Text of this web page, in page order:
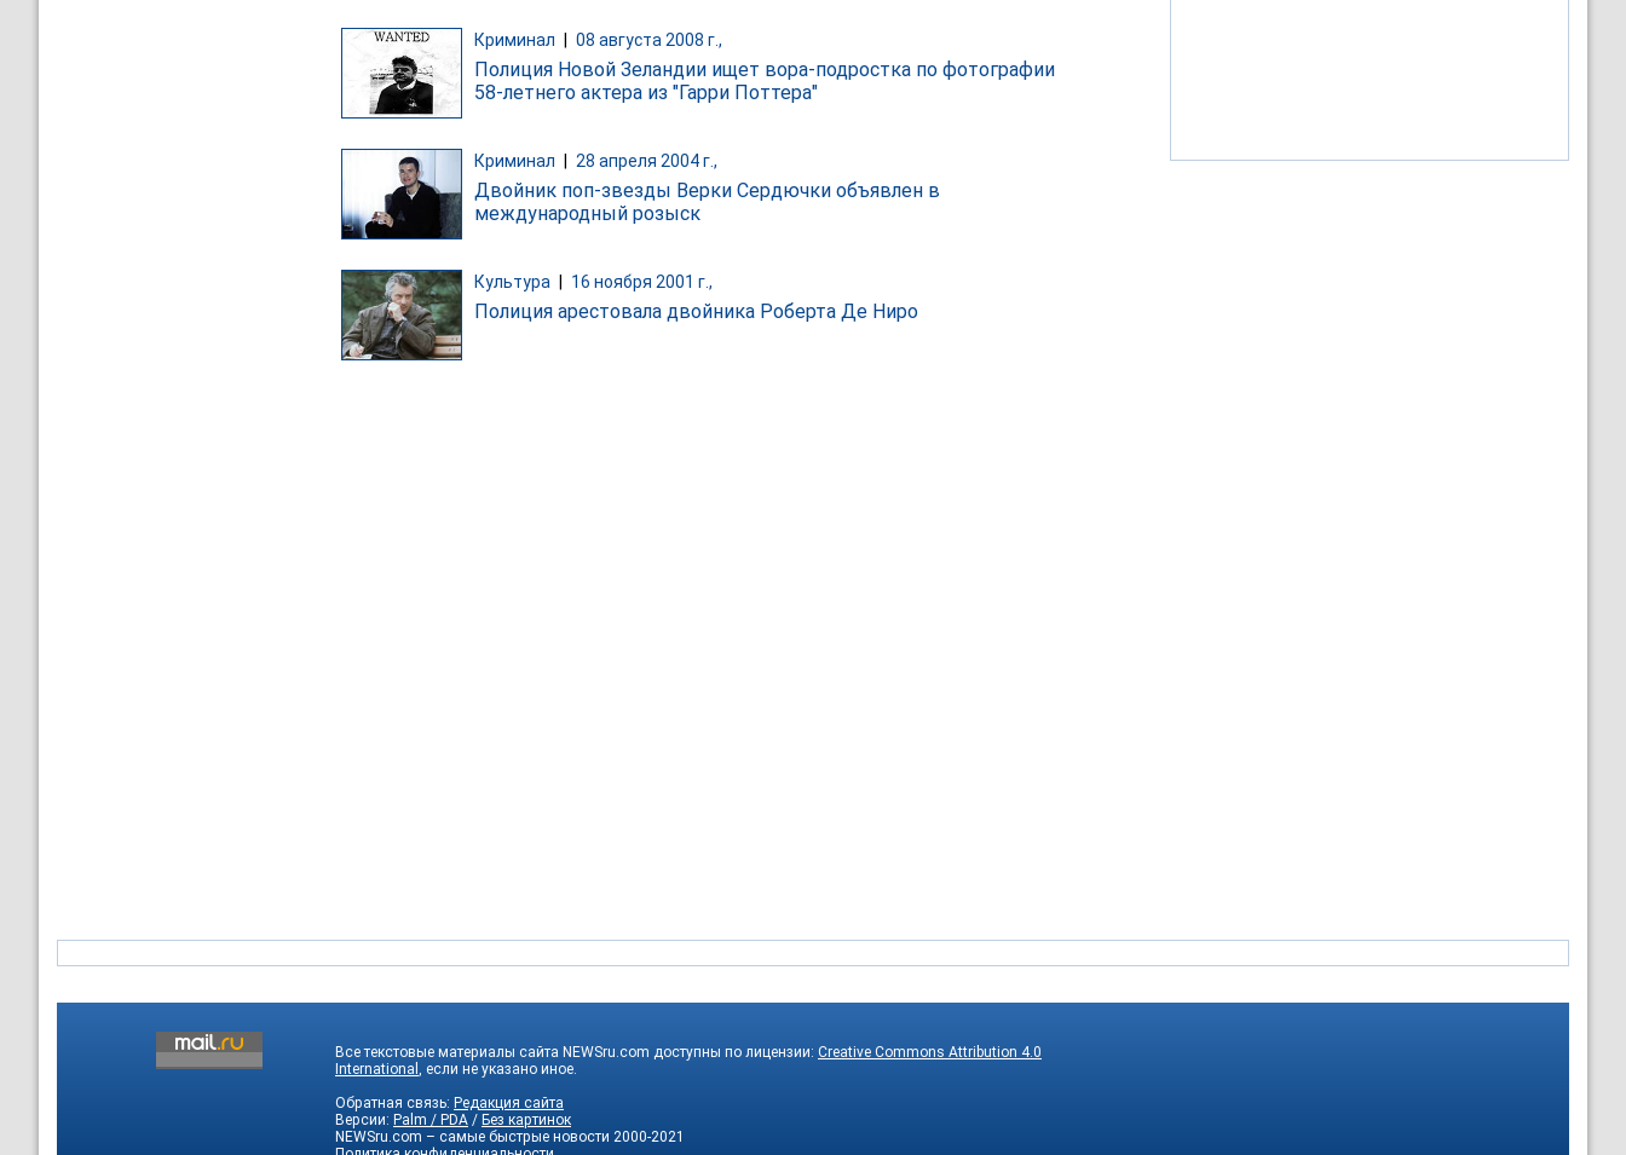
Криминал | 08 августа 2008 г.,
Полиция Новой Зеландии ищет вора-подростка по фотографии
58-летнего актера из "Гарри Поттера"
Криминал 28 апреля 2004 г.,
Двойник поп-звезды Верки Сердючки объявлен в
международный розыск
Культура 16 ноября 2001 г.,
Полиция арестовала двойника Роберта Де Ниро
Все текстовые материалы сайта NEWSru.com доступны по лицензии: Creative Commons Attribution 4.0
International , если не указано иное.
Обратная связь: Редакция сайта
Версии: Palm / PDA / Без картинок
NEWSru.com – самые быстрые новости 2000-2021